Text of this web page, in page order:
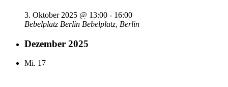
3. Oktober 2025 @ 13:00 - 16:00
Bebelplatz Berlin Bebelplatz, Berlin
Dezember 2025
Mi. 17